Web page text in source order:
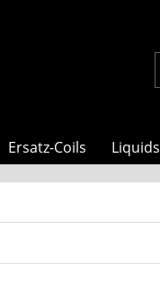
Ersatz-Coils Liquids